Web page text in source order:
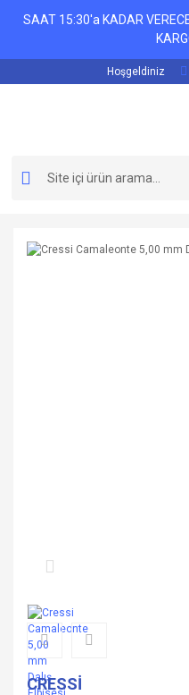
SAAT 15:30'a KADAR
Hoşgeldiniz
CRESSİ